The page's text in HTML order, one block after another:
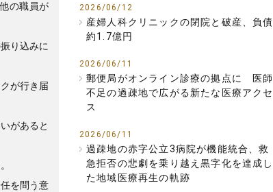
の職員が
り込みに
が行き届
があると
を問う意
2026/06/12
産婦人科クリニックの閉院と破産、負債
約1.7億円
2026/06/11
郵便局がオンライン診療の拠点に 医師
不足の過疎地で広がる新たな医療アクセ
ス
2026/06/11
過疎地の赤字公立3病院が機能統合、救
急拒否の悲劇を乗り越え黒字化を達成し
た地域医療再生の軌跡